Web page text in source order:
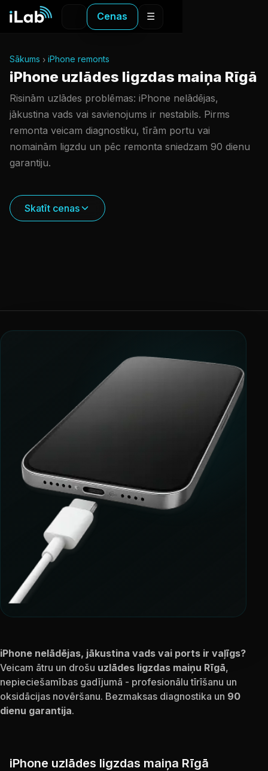
Cenas ☰
Sākums iPhone remonts
iPhone uzlādes ligzdas maiņa Rīgā
Risinām uzlādes problēmas: iPhone nelādējas,
jākustina vads vai savienojums ir nestabils. Pirms
remonta veicam diagnostiku, tīrām portu vai
nomainām ligzdu un pēc remonta sniedzam 90 dienu
garantiju.
Skatīt cenas
iPhone nelādējas, jākustina vads vai ports ir vaļīgs?
Veicam ātru un drošu uzlādes ligzdas maiņu Rīgā,
nepieciešamības gadījumā - profesionālu tīrīšanu un
oksidācijas novēršanu. Bezmaksas diagnostika un 90
dienu garantija.
iPhone uzlādes ligzdas maiņa Rīgā